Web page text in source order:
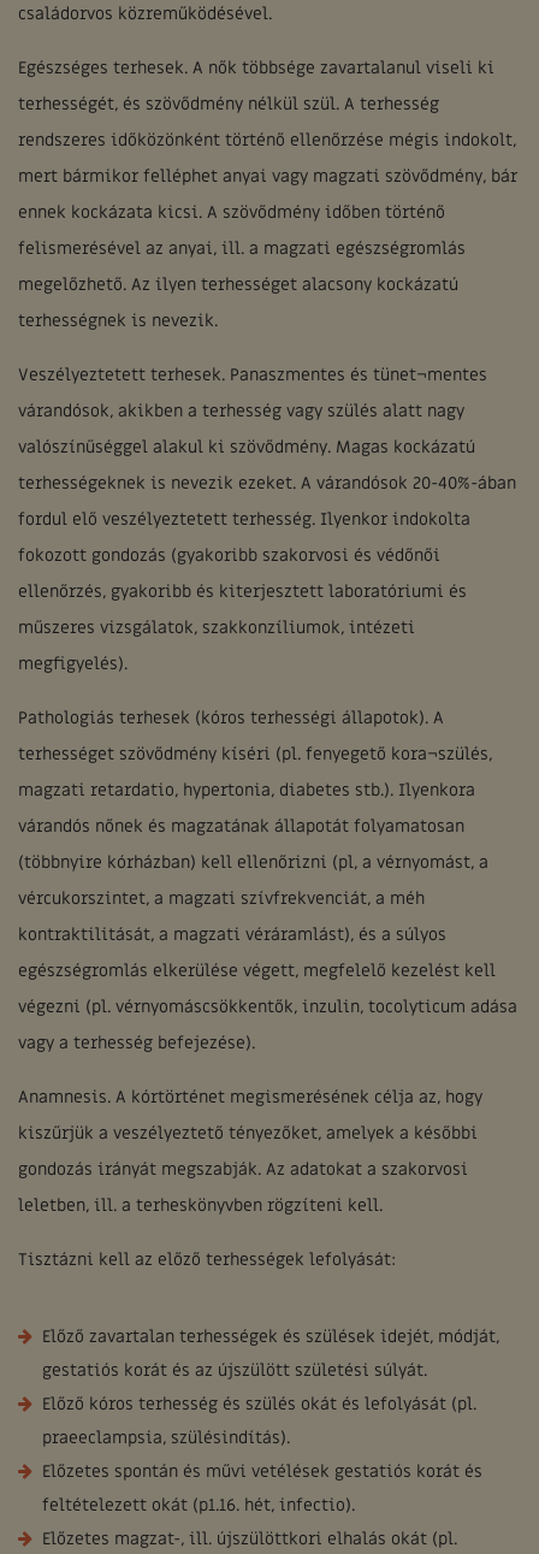
családorvos közreműködésével.
Egészséges terhesek. A nők többsége zavartalanul viseli ki
terhességét, és szövődmény nélkül szül. A terhesség
rendszeres időközönként történő ellenőrzése mégis indokolt,
mert bármikor felléphet anyai vagy magzati szövődmény, bár
ennek kockázata kicsi. A szövődmény időben történő
felismerésével az anyai, ill. a magzati egészségromlás
megelőzhető. Az ilyen terhességet alacsony kockázatú
terhességnek is nevezik.
Veszélyeztetett terhesek. Panaszmentes és tünet¬mentes
várandósok, akikben a terhesség vagy szülés alatt nagy
valószínűséggel alakul ki szövődmény. Magas kockázatú
terhességeknek is nevezik ezeket. A várandósok 20-40%-ában
fordul elő veszélyeztetett terhesség. Ilyenkor indokolta
fokozott gondozás (gyakoribb szakorvosi és védőnői
ellenőrzés, gyakoribb és kiterjesztett laboratóriumi és
műszeres vizsgálatok, szakkonzíliumok, intézeti
megfigyelés).
Pathologiás terhesek (kóros terhességi állapotok). A
terhességet szövődmény kíséri (pl. fenyegető kora¬szülés,
magzati retardatio, hypertonia, diabetes stb.). Ilyenkora
várandós nőnek és magzatának állapotát folyamatosan
(többnyire kórházban) kell ellenőrizni (pl, a vérnyomást, a
vércukorszintet, a magzati szívfrekvenciát, a méh
kontraktilitását, a magzati véráramlást), és a súlyos
egészségromlás elkerülése végett, megfelelő kezelést kell
végezni (pl. vérnyomáscsökkentők, inzulin, tocolyticum adása
vagy a terhesség befejezése).
Anamnesis. A kórtörténet megismerésének célja az, hogy
kiszűrjük a veszélyeztető tényezőket, amelyek a későbbi
gondozás irányát megszabják. Az adatokat a szakorvosi
leletben, ill. a terheskönyvben rögzíteni kell.
Tisztázni kell az előző terhességek lefolyását:
Előző zavartalan terhességek és szülések idejét, módját,
gestatiós korát és az újszülött születési súlyát.
Előző kóros terhesség és szülés okát és lefolyását (pl.
praeeclampsia, szülésindítás).
Előzetes spontán és művi vetélések gestatiós korát és
feltételezett okát (p1.16. hét, infectio).
Előzetes magzat-, ill. újszülöttkori elhalás okát (pl.